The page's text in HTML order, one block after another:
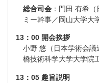
総合司会 ：門田 有希
ミー幹事／岡山大学大
13：00 開会挨拶
小野 悠（日本学術会
橋技術科学大学大学院
13：05 趣旨説明